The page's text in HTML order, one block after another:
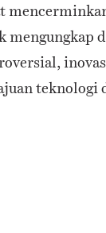
mengungkap
teknologi